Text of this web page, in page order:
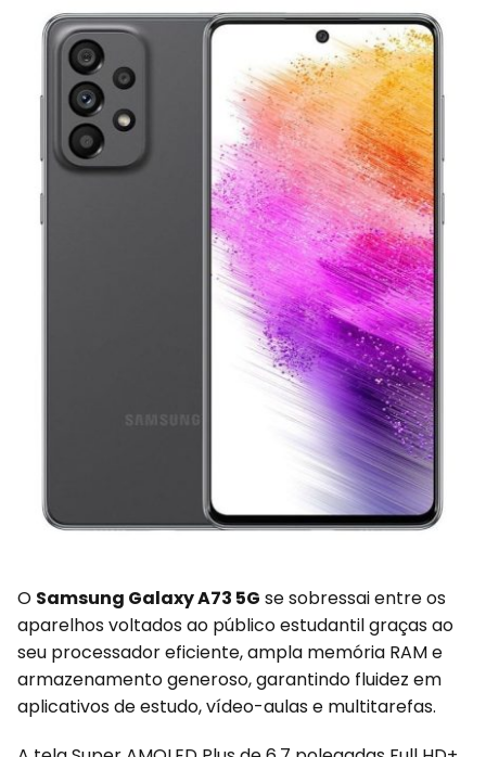
O Samsung Galaxy A73 5G se sobressai entre os
aparelhos voltados ao público estudantil graças ao
seu processador eficiente, ampla memória RAM e
armazenamento generoso, garantindo fluidez em
aplicativos de estudo, vídeo-aulas e multitarefas.